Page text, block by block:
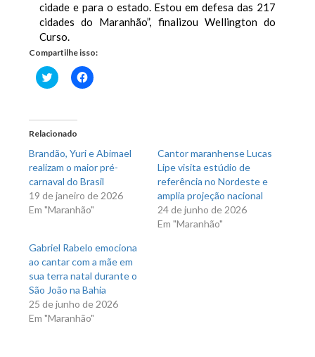
cidade e para o estado. Estou em defesa das 217
cidades do Maranhão”, finalizou Wellington do
Curso.
Compartilhe isso:
Clique
para
em
nova
janela)
Clique
para
Relacionado
Brandão, Yuri e Abimael
realizam o maior pré-
carnaval do Brasil
19 de janeiro de 2026
Em "Maranhão"
Cantor maranhense Lucas
Lipe visita estúdio de
referência no Nordeste e
amplia projeção nacional
24 de junho de 2026
Em "Maranhão"
Gabriel Rabelo emociona
ao cantar com a mãe em
sua terra natal durante o
São João na Bahia
25 de junho de 2026
Em "Maranhão"